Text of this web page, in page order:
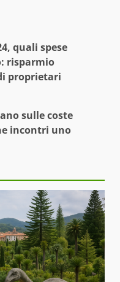
quali spese
risparmio
proprietari
sulle coste
incontri uno